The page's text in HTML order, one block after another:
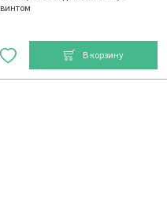
винтом
В корзину